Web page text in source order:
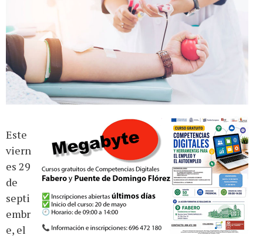
Este
viern
es 29
de
septi
embr
e, el